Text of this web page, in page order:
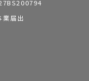
届出